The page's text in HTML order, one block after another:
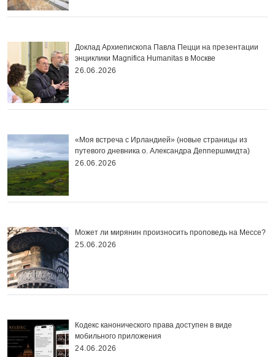
Доклад Архиепископа Павла Пецци на презентации
энциклики Magnifica Нumanitas в Москве
26.06.2026
«Моя встреча с Ирландией» (новые страницы из
путевого дневника о. Александра Деппершмидта)
26.06.2026
Может ли мирянин произносить проповедь на Мессе?
25.06.2026
Кодекс канонического права доступен в виде
мобильного приложения
24.06.2026